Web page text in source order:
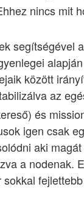
nincs mit
segítségével
között
az
és
igen csak
aki
a nodenak.